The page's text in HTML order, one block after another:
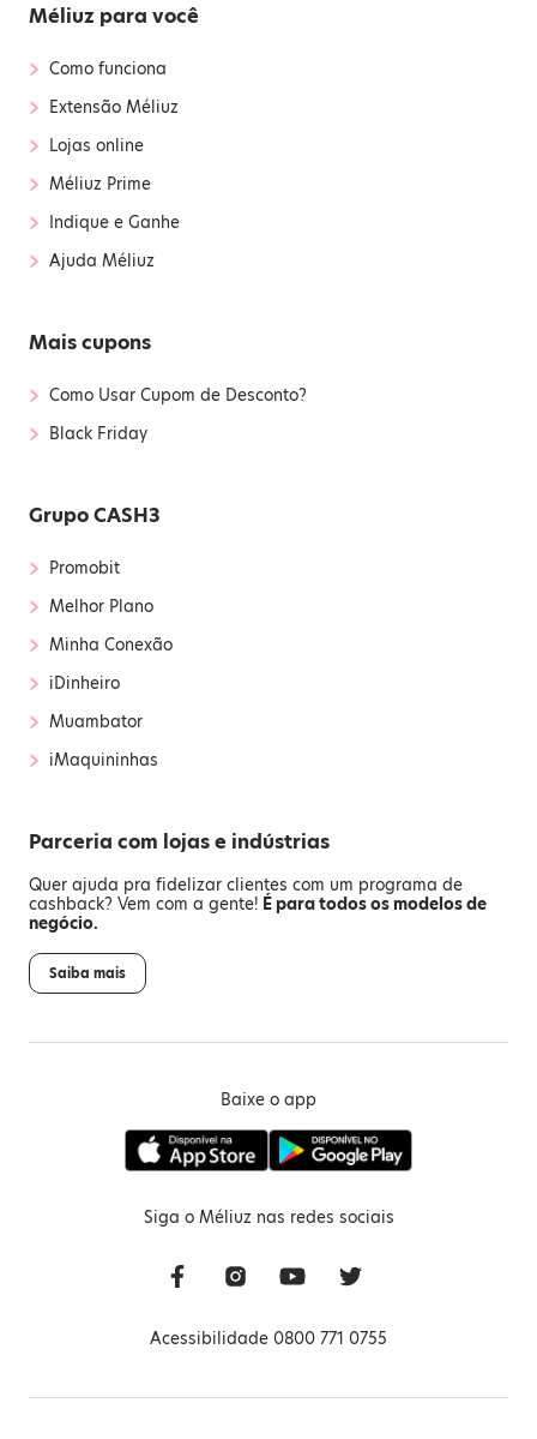
Méliuz para você
› Como funciona
› Extensão Méliuz
› Lojas online
› Méliuz Prime
› Indique e Ganhe
› Ajuda Méliuz
Mais cupons
› Como Usar Cupom de Desconto?
› Black Friday
Grupo CASH3
› Promobit
› Melhor Plano
› Minha Conexão
› iDinheiro
› Muambator
› iMaquininhas
Parceria com lojas e indústrias
Quer ajuda pra fidelizar clientes com um programa de
cashback? Vem com a gente! É para todos os modelos de
negócio.
Saiba mais
Baixe o app
Siga o Méliuz nas redes sociais
Acessibilidade 0800 771 0755